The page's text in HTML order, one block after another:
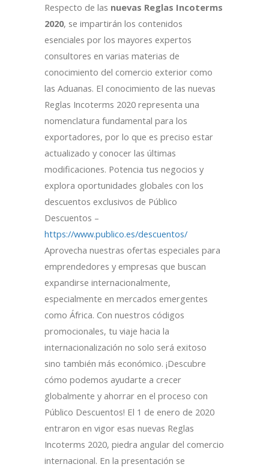
Respecto de las nuevas Reglas Incoterms
2020, se impartirán los contenidos
esenciales por los mayores expertos
consultores en varias materias de
conocimiento del comercio exterior como
las Aduanas. El conocimiento de las nuevas
Reglas Incoterms 2020 representa una
nomenclatura fundamental para los
exportadores, por lo que es preciso estar
actualizado y conocer las últimas
modificaciones. Potencia tus negocios y
explora oportunidades globales con los
descuentos exclusivos de Público
Descuentos –
https://www.publico.es/descuentos/
Aprovecha nuestras ofertas especiales para
emprendedores y empresas que buscan
expandirse internacionalmente,
especialmente en mercados emergentes
como África. Con nuestros códigos
promocionales, tu viaje hacia la
internacionalización no solo será exitoso
sino también más económico. ¡Descubre
cómo podemos ayudarte a crecer
globalmente y ahorrar en el proceso con
Público Descuentos! El 1 de enero de 2020
entraron en vigor esas nuevas Reglas
Incoterms 2020, piedra angular del comercio
internacional. En la presentación se